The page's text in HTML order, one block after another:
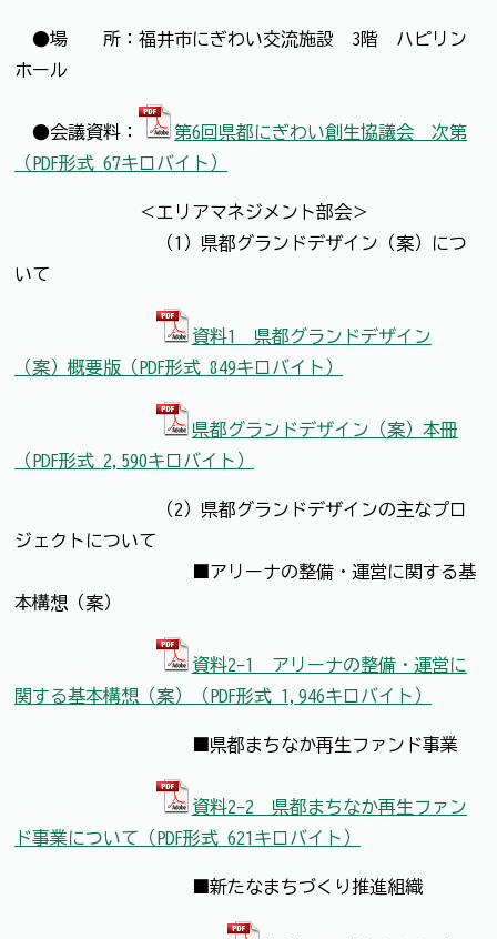
●場 所：福井市にぎわい交流施設 3階 ハピリン
ホール
●会議資料：
第6回県都にぎわい創生協議会 次第
（PDF形式 67キロバイト）
＜エリアマネジメント部会＞
（1）県都グランドデザイン（案）につ
いて
資料1 県都グランドデザイン
（案）概要版（PDF形式 849キロバイト）
県都グランドデザイン（案）本冊
（PDF形式 2,590キロバイト）
（2）県都グランドデザインの主なプロ
ジェクトについて
■アリーナの整備・運営に関する基
本構想（案）
資料2-1 アリーナの整備・運営に
関する基本構想（案）（PDF形式 1,946キロバイト）
■県都まちなか再生ファンド事業
資料2-2 県都まちなか再生ファン
ド事業について（PDF形式 621キロバイト）
■新たなまちづくり推進組織